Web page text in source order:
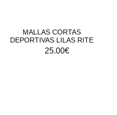
MALLAS CORTAS
DEPORTIVAS LILAS RITE
25.00€